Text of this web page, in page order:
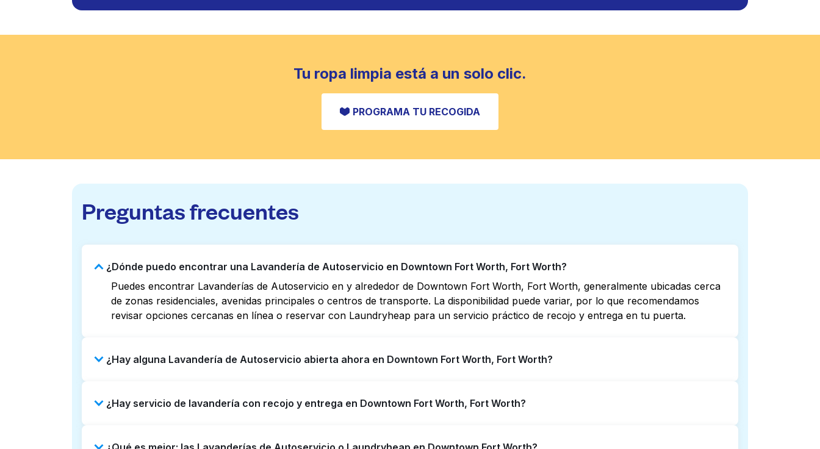
Tu ropa limpia está a un solo clic.
PROGRAMA TU RECOGIDA
Preguntas frecuentes
¿Dónde puedo encontrar una Lavandería de Autoservicio en Downtown Fort Worth, Fort Worth?
Puedes encontrar Lavanderías de Autoservicio en y alrededor de Downtown Fort Worth, Fort Worth, generalmente ubicadas cerca
de zonas residenciales, avenidas principales o centros de transporte. La disponibilidad puede variar, por lo que recomendamos
revisar opciones cercanas en línea o reservar con Laundryheap para un servicio práctico de recojo y entrega en tu puerta.
¿Hay alguna Lavandería de Autoservicio abierta ahora en Downtown Fort Worth, Fort Worth?
Revisar listados o mapas en línea puede ayudarte a encontrar rápidamente la ubicación abierta más cercana. Como alternativa,
¿Hay servicio de lavandería con recojo y entrega en Downtown Fort Worth, Fort Worth?